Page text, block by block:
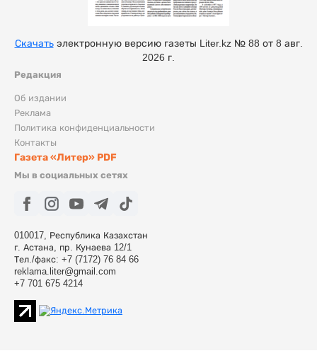
Редакция
Об издании
Реклама
Политика конфиденциальности
Контакты
Газета «Литер» PDF
Мы в социальных сетях
010017, Республика Казахстан
г. Астана, пр. Кунаева 12/1
Тел./факс: +7 (7172) 76 84 66
reklama.liter@gmail.com
+7 701 675 4214
Скачатьэлектронную версию газеты Liter.kz № 88 от 8 авг.
2026 г.